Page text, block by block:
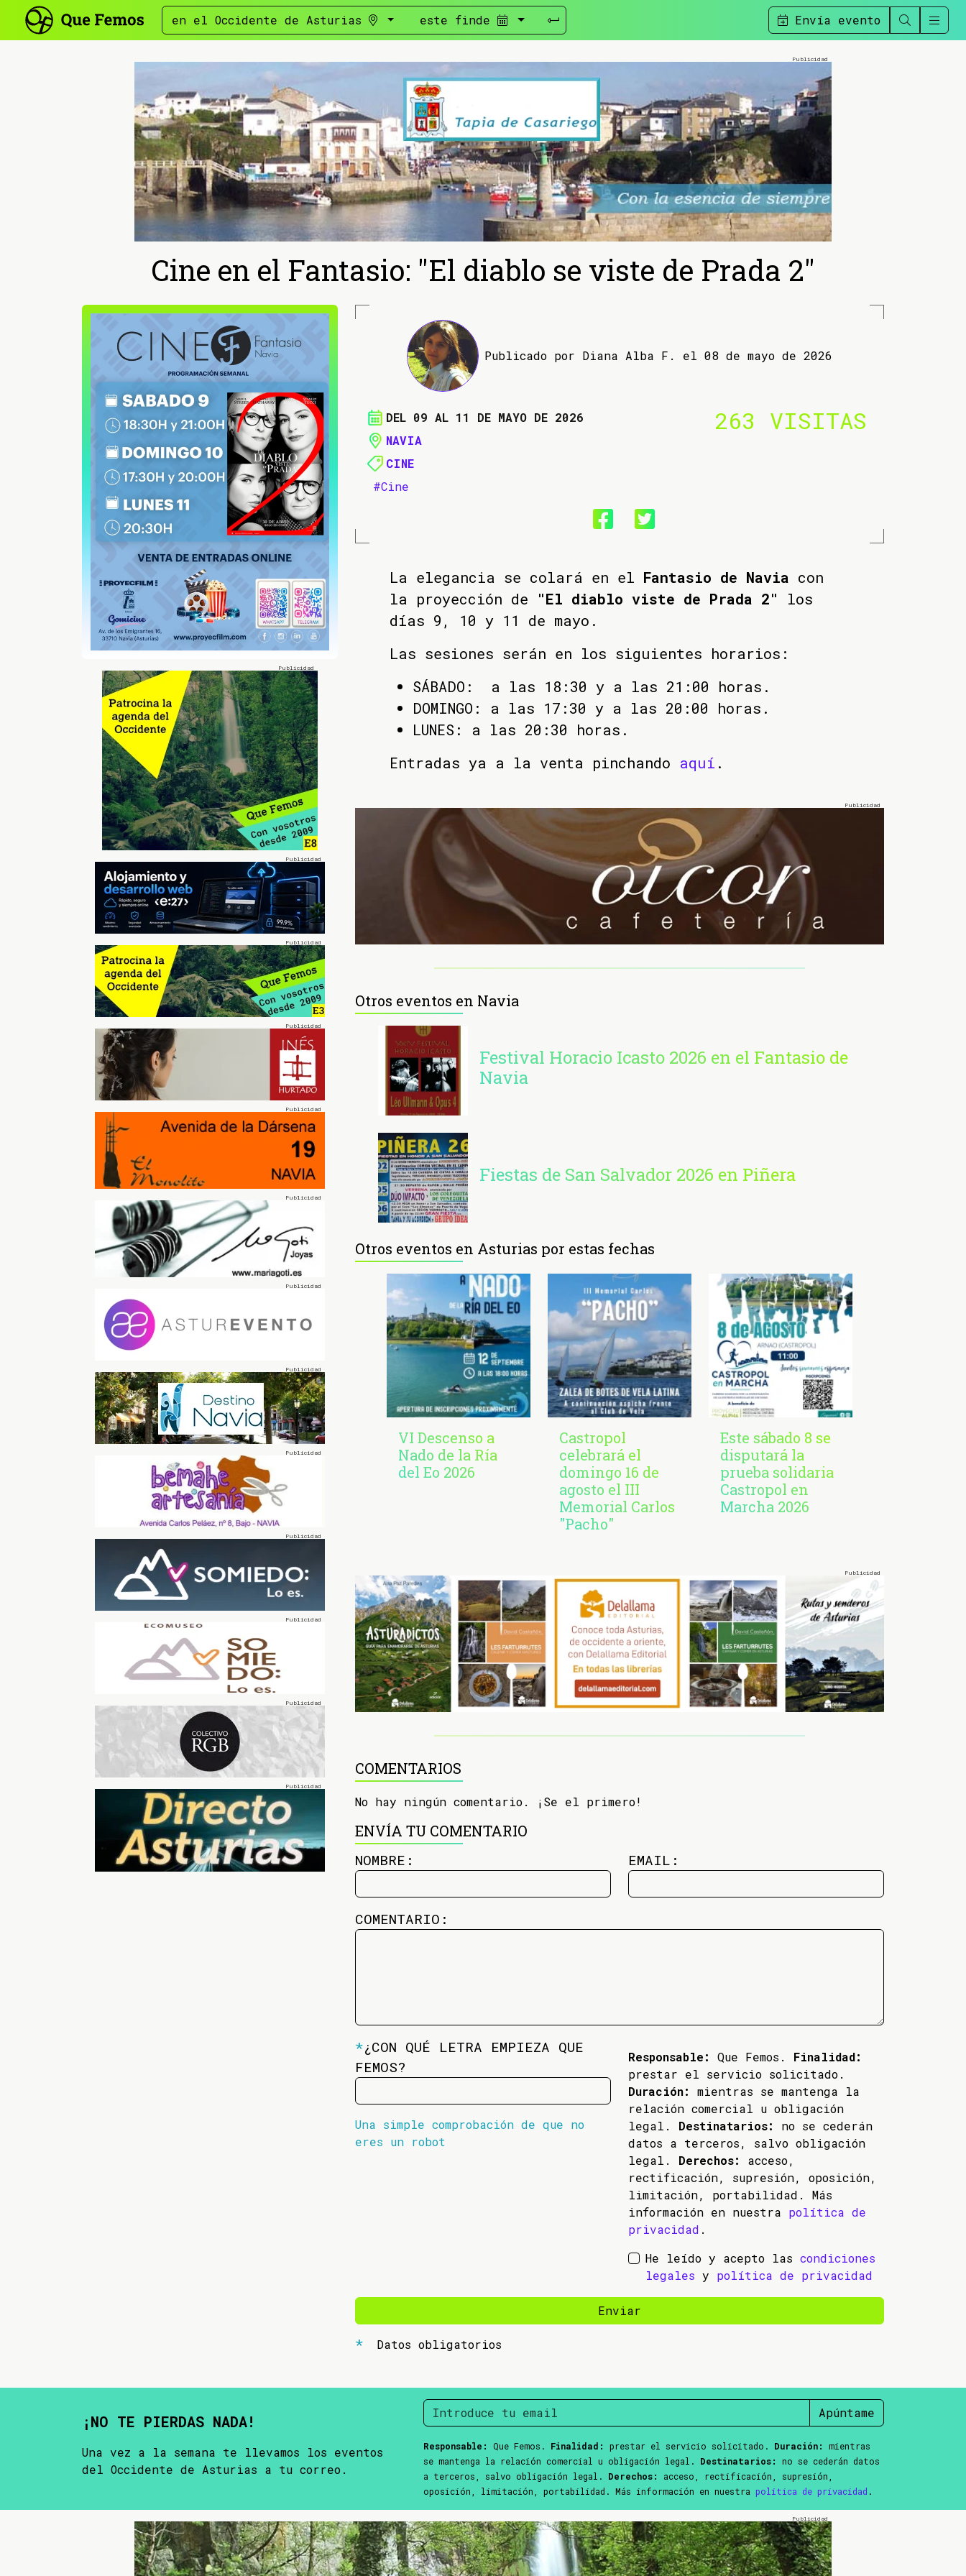
en el Occidente de Asturias este finde Envía evento
Cine en el Fantasio: "El diablo se viste de Prada 2"
Publicado por Diana Alba F. el 08 de mayo de 2026
DEL 09 AL 11 DE MAYO DE 2026
NAVIA
CINE
#Cine
263 VISITAS
La elegancia se colará en el Fantasio de Navia con
la proyección de
"El diablo viste de Prada 2"
los
días 9, 10 y 11 de mayo.
Las sesiones serán en los siguientes horarios:
SÁBADO: a las 18:30 y a las 21:00 horas.
DOMINGO: a las 17:30 y a las 20:00 horas.
LUNES: a las 20:30 horas.
Entradas ya a la venta pinchando aquí .
Otros eventos en Navia
Festival Horacio Icasto 2026 en el Fantasio de
Navia
Fiestas de San Salvador 2026 en Piñera
Otros eventos en Asturias por estas fechas
VI Descenso a
Nado de la Ría
del Eo 2026
Castropol
celebrará el
domingo 16 de
agosto el III
Memorial Carlos
"Pacho"
Este sábado 8 se
disputará la
prueba solidaria
Castropol en
Marcha 2026
COMENTARIOS
No hay ningún comentario. ¡Se el primero!
ENVÍA TU COMENTARIO
NOMBRE: EMAIL:
COMENTARIO:
*¿CON QUÉ LETRA EMPIEZA QUE
FEMOS?
Una simple comprobación de que no
eres un robot
Responsable: Que Femos. Finalidad:
prestar el servicio solicitado.
Duración:
mientras se mantenga la
relación comercial u obligación
legal. Destinatarios:
no se cederán
datos a terceros, salvo obligación
legal. Derechos:
acceso,
rectificación, supresión, oposición,
limitación, portabilidad. Más
información en nuestra política de
privacidad .
He leído y acepto las condiciones
legales y política de privacidad
Enviar
Datos obligatorios
¡NO TE PIERDAS NADA!
Una vez a la semana te llevamos los eventos
del Occidente de Asturias a tu correo.
Apúntame
Responsable: Que Femos. Finalidad: prestar el servicio solicitado. Duración:
mientras
se mantenga la relación comercial u obligación legal. Destinatarios:
no se cederán datos
a terceros, salvo obligación legal. Derechos:
acceso, rectificación, supresión,
oposición, limitación, portabilidad. Más información en nuestra política de privacidad .